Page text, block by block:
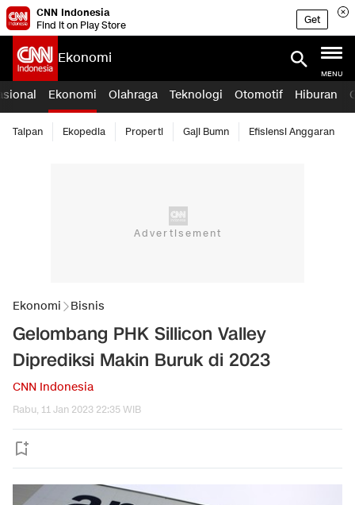
CNN Indonesia
Find it on Play Store
Get
Ekonomi
MENU
Ekonomi Olahraga Teknologi Otomotif Hiburan
Taipan Ekopedia Properti Gaji Bumn Efisiensi Anggaran
Ekonomi Bisnis
Gelombang PHK Sillicon Valley
Diprediksi Makin Buruk di 2023
CNN Indonesia
Rabu, 11 Jan 2023 22:35 WIB